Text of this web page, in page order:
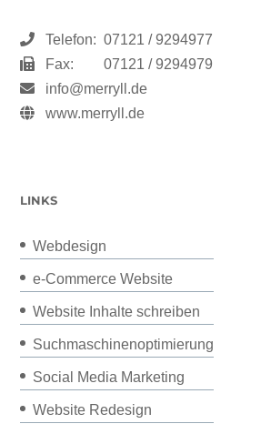
Telefon: 07121 / 9294977
Fax:
07121 / 9294979
info@merryll.de
www.merryll.de
LINKS
Webdesign
e-Commerce Website
Website Inhalte schreiben
Suchmaschinenoptimierung
Social Media Marketing
Website Redesign